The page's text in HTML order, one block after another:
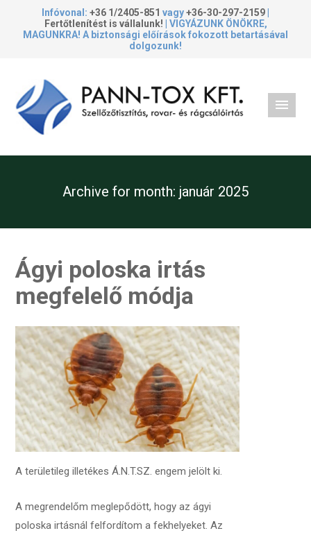
Infóvonal: +36 1/2405-851 vagy+36-30-297-2159
Fertőtlenítést is vállalunk! | VIGYÁZUNK ÖNÖKRE,
MAGUNKRA! A biztonsági előírások fokozott betartásával
dolgozunk!
Archive for month: január 2025
Ágyi poloska irtás
megfelelő módja
A területileg illetékes Á.N.T.SZ. engem jelölt ki.
A megrendelőm meglepődött, hogy az ágyi
poloska irtásnál felfordítom a fekhelyeket. Az